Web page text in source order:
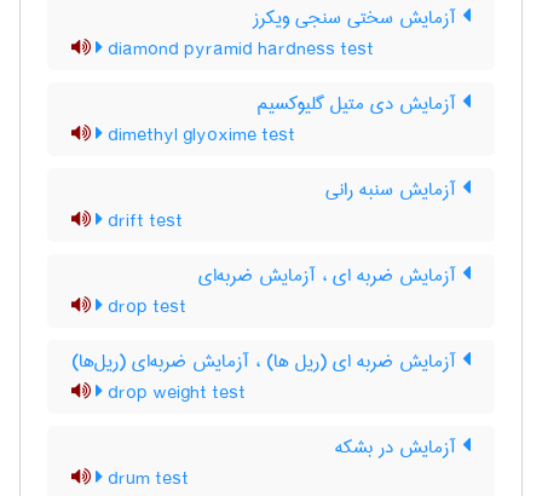
آزمایش سختی سنجی ویکرز
diamond pyramid hardness test
آزمایش دی متیل گلیوکسیم
dimethyl glyoxime test
آزمایش سنبه رانی
drift test
آزمایش ضربه ای ، آزمایش ضربه‌ای
drop test
آزمایش ضربه ای (ریل ها) ، آزمایش ضربه‌ای (ریل‌ها)
drop weight test
آزمایش در بشکه
drum test